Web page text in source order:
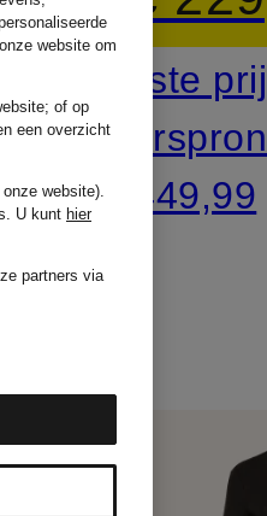
strik
Beste
€ 449,99
website om
of op
een overzicht
website).
U kunt hier
partners via